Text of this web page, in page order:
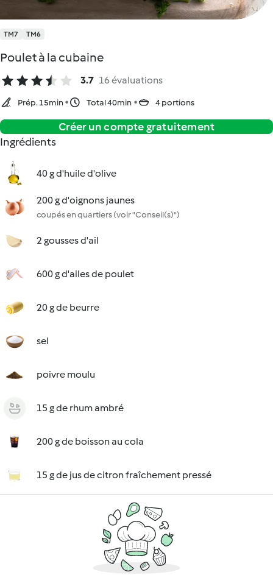
TM7 TM6
Poulet à la cubaine
3.7 16 évaluations
Prép. 15min Total 40min 4 portions
Créer un compte gratuitement
Ingrédients
40 g d'huile d'olive
200 g d'oignons jaunes
coupés en quartiers (voir "Conseil(s)")
2 gousses d'ail
600 g d'ailes de poulet
20 g de beurre
sel
poivre moulu
15 g de rhum ambré
200 g de boisson au cola
15 g de jus de citron fraîchement pressé